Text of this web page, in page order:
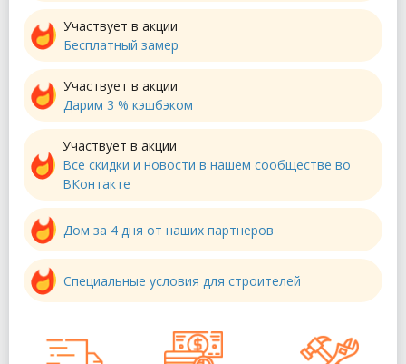
Участвует в акции
Бесплатный замер
Участвует в акции
Дарим 3 % кэшбэком
Участвует в акции
Все скидки и новости в нашем сообществе во
ВКонтакте
Дом за 4 дня от наших партнеров
Специальные условия для строителей